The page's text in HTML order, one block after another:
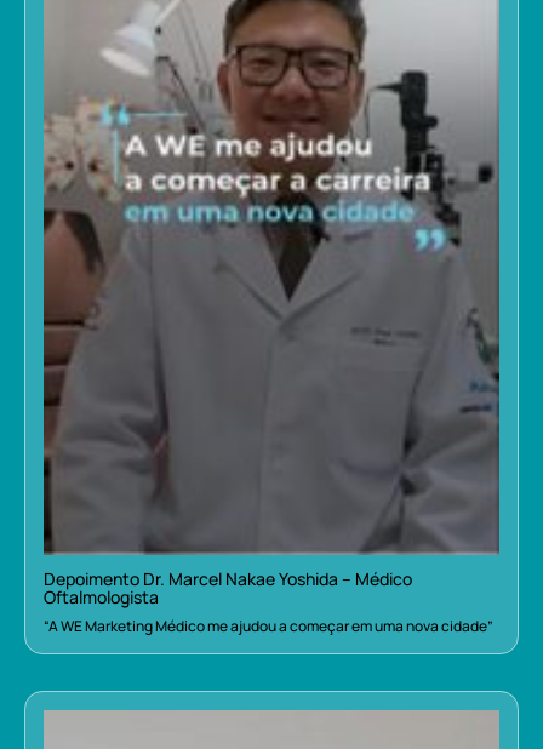
Depoimento Dr. Marcel Nakae Yoshida – Médico
Oftalmologista
“A WE Marketing Médico me ajudou a começar em uma nova cidade”